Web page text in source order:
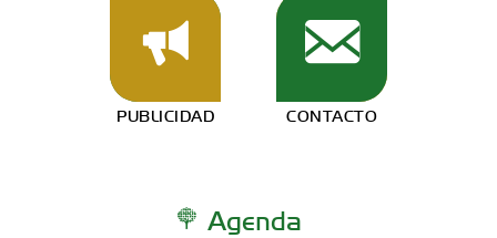
PUBLICIDAD CONTACTO
Agenda